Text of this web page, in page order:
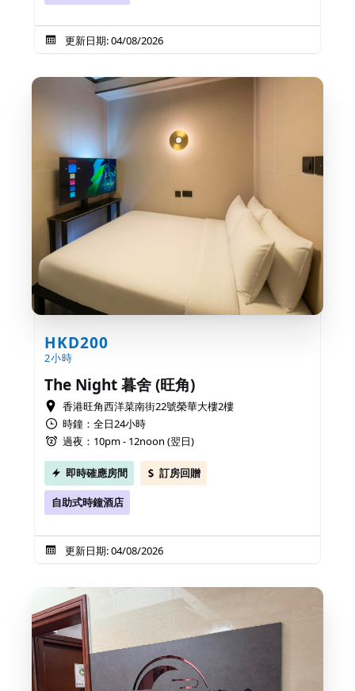
更新日期: 04/08/2026
HKD200
2小時
The Night 暮舍 (旺角)
香港旺角西洋菜南街22號榮華大樓2樓
時鐘：全日24小時
過夜：10pm - 12noon (翌日)
即時確應房間 訂房回贈
自助式時鐘酒店
更新日期: 04/08/2026